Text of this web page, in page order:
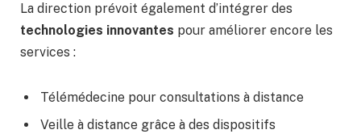
La direction prévoit également d’intégrer des
technologies innovantes pour améliorer encore les
services :
Télémédecine pour consultations à distance
Veille à distance grâce à des dispositifs